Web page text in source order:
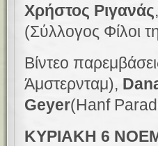
Χρήστος Ριγανάς,
(Σύλλογος Φίλοι
Βίντεο
Άμστερνταμ),
Geyer(Hanf
ΚΥΡΙΑΚΗ 6